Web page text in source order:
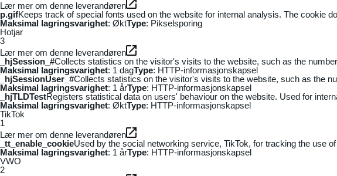
Lær mer om denne leverandøren
p.gifKeeps track of special fonts used on the website for internal analysis. The cookie
Maksimal lagringsvarighet: ØktType: Pikselsporing
Hotjar
3
Lær mer om denne leverandøren
_hjSession_#Collects statistics on the visitor's visits to the website, such as the
Maksimal lagringsvarighet: 1 dagType: HTTP-informasjonskapsel
_hjSessionUser_#Collects statistics on the visitor's visits to the website, such as the
Maksimal lagringsvarighet: 1 årType: HTTP-informasjonskapsel
_hjTLDTestRegisters statistical data on users' behaviour on the website. Used for
Maksimal lagringsvarighet: ØktType: HTTP-informasjonskapsel
TikTok
1
Lær mer om denne leverandøren
_tt_enable_cookieUsed by the social networking service, TikTok, for tracking the use
Maksimal lagringsvarighet: 1 årType: HTTP-informasjonskapsel
VWO
2